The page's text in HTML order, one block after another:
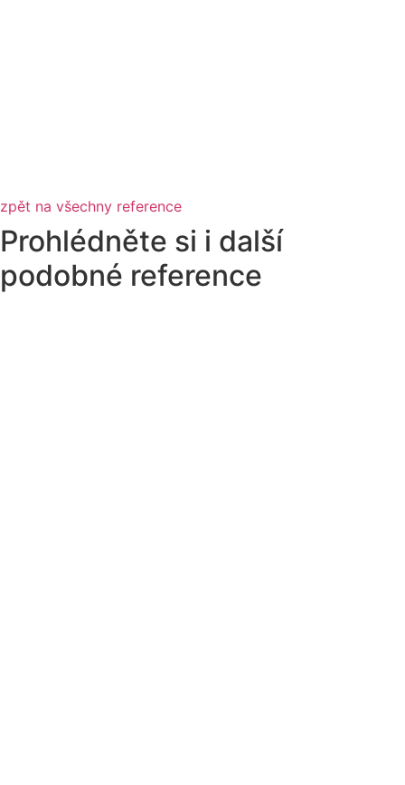
zpět na všechny reference
Prohlédněte si i další
podobné reference